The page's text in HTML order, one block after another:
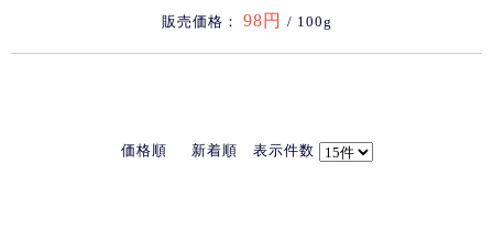
販売価格： 98円 / 100g
価格順 新着順 表示件数